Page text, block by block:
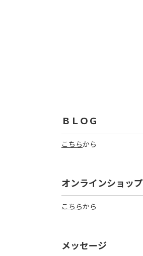
ＢＬＯＧ
こちらから
オンラインショップ
こちらから
メッセージ